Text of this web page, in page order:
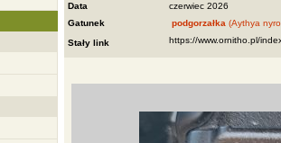
Data
czerwiec 2026
Gatunek
podgorzałka (Aythya
Stały link